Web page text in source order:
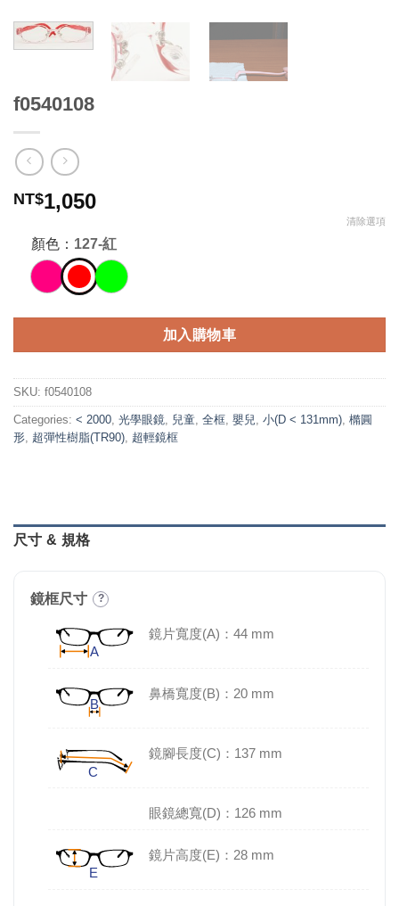
f0540108
NT$1,050
顏色： 127-紅
清除選項
加入購物車
SKU: f0540108
Categories: < 2000 光學眼鏡 兒童 全框 嬰兒 小(D < 131mm) 橢圓
形 超彈性樹脂(TR90) 超輕鏡框
尺寸 & 規格
鏡框尺寸 ?
鏡片寬度(A)：44 mm
鼻橋寬度(B)：20 mm
鏡腳長度(C)：137 mm
眼鏡總寬(D)：126 mm
鏡片高度(E)：28 mm